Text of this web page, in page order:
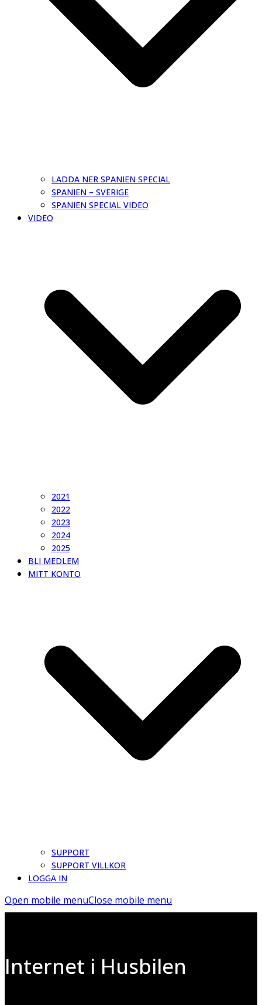
LADDA NER SPANIEN SPECIAL
SPANIEN – SVERIGE
SPANIEN SPECIAL VIDEO
VIDEO
2021
2022
2023
2024
2025
BLI MEDLEM
MITT KONTO
SUPPORT
SUPPORT VILLKOR
LOGGA IN
Open mobile menuClose mobile menu
Internet i Husbilen